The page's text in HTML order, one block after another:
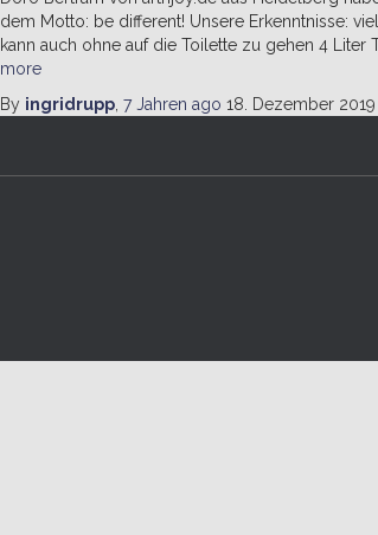
dem Motto: be different! Unsere Erkenntnisse:
kann auch ohne auf die Toilette zu gehen 4 Liter
more
By ingridrupp, 7 Jahren ago 18. Dezember 2019